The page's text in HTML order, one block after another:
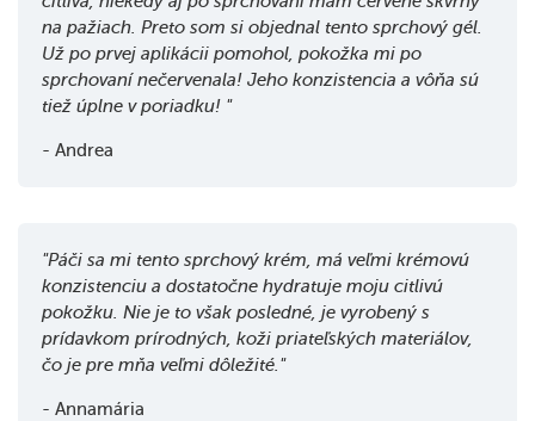
na pažiach. Preto som si objednal tento sprchový gél.
Už po prvej aplikácii pomohol, pokožka mi po
sprchovaní nečervenala! Jeho konzistencia a vôňa sú
tiež úplne v poriadku! "
- Andrea
"Páči sa mi tento sprchový krém, má veľmi krémovú
konzistenciu a dostatočne hydratuje moju citlivú
pokožku. Nie je to však posledné, je vyrobený s
prídavkom prírodných, koži priateľských materiálov,
čo je pre mňa veľmi dôležité."
- Annamária